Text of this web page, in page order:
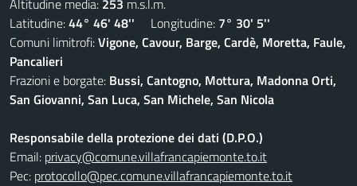
Altitudine media: 253 m.s.l.m.
Latitudine:44° 46' 48'' Longitudine: 7° 30' 5''
Comuni limitrofi:Vigone, Cavour, Barge, Cardè, Moretta, Faule,
Pancalieri
Frazioni e borgate: Bussi, Cantogno, Mottura, Madonna Orti,
San Giovanni, San Luca, San Michele, San Nicola
Responsabile della protezione dei dati (D.P.O.)
Email: privacy@comune.villafrancapiemonte.to.it
Pec: protocollo@pec.comune.villafrancapiemonte.to.it